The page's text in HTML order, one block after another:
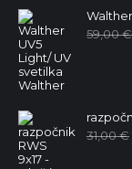
59,00€
31,00€